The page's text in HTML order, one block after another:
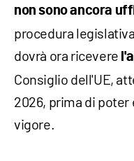
non sono ancora
procedura
dovrà ora ricevere
Consiglio dell'UE,
2026, prima di
vigore.